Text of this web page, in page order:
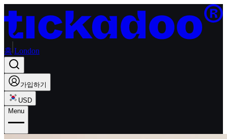
홈 London
가입하기
USD
Menu